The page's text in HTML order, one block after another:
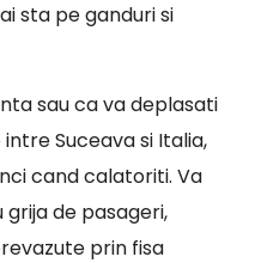
sta pe ganduri si
sau ca va deplasati
Suceava si Italia,
cand calatoriti. Va
de pasageri,
prin fisa